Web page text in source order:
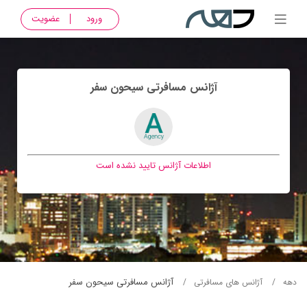
ورود عضویت
آژانس مسافرتی سيحون سفر
اطلاعات آژانس تایید نشده است
دهه آژانس های مسافرتی آژانس مسافرتی سيحون سفر